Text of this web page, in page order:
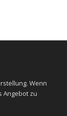
Wenn
Angebot zu